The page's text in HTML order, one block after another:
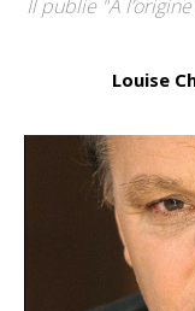
Il publie "À
Louise